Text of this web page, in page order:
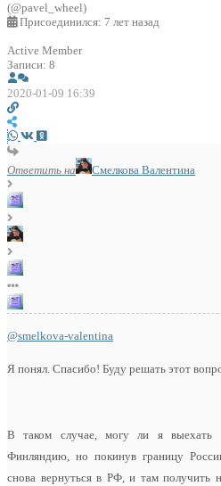
(@pavel_wheel)
Присоединился: 7 лет назад
Active Member
Записи: 8
2020-01-09 16:39
Ответить на Смелкова Валентина
@smelkova-valentina
Я понял. Спасибо! Буду решать этот
В таком случае, могу ли я
Финляндию, но покинув границу
снова вернуться в РФ, и там получить